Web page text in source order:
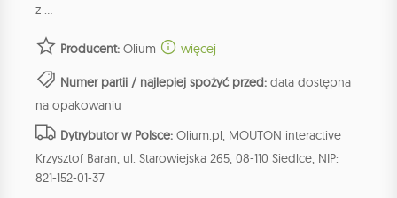
z ...
Producent: Olium więcej
Numer partii / najlepiej spożyć przed: data dostępna
na opakowaniu
Dytrybutor w Polsce: Olium.pl, MOUTON interactive
Krzysztof Baran, ul. Starowiejska 265, 08-110 Siedlce, NIP:
821-152-01-37